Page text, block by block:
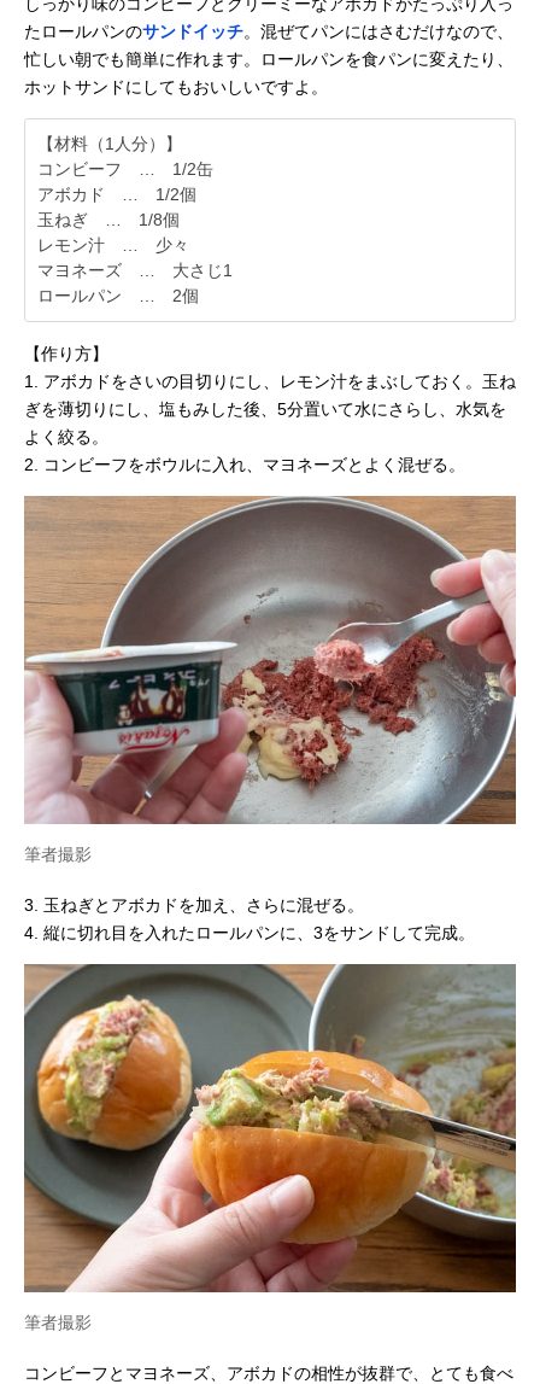
しっかり味のコンビーフとクリーミーなアボカドがたっぷり入っ
たロールパンのサンドイッチ。混ぜてパンにはさむだけなので、
忙しい朝でも簡単に作れます。ロールパンを食パンに変えたり、
ホットサンドにしてもおいしいですよ。
【材料（1人分）】
コンビーフ … 1/2缶
アボカド … 1/2個
玉ねぎ … 1/8個
レモン汁 … 少々
マヨネーズ … 大さじ1
ロールパン … 2個
【作り方】
1. アボカドをさいの目切りにし、レモン汁をまぶしておく。玉ね
ぎを薄切りにし、塩もみした後、5分置いて水にさらし、水気を
よく絞る。
2. コンビーフをボウルに入れ、マヨネーズとよく混ぜる。
筆者撮影
3. 玉ねぎとアボカドを加え、さらに混ぜる。
4. 縦に切れ目を入れたロールパンに、3をサンドして完成。
筆者撮影
コンビーフとマヨネーズ、アボカドの相性が抜群で、とても食べ